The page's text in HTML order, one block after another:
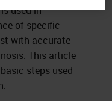
used in
of specific
with accurate
This article
steps used